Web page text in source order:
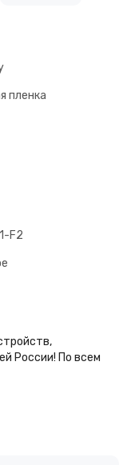
пленка
F2
России! По всем